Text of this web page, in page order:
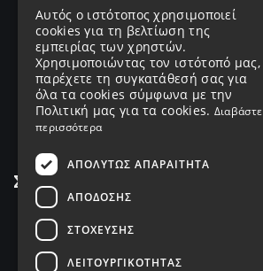
Services
Catalogs
Portfolio
Όροι Χρήσης
Σύνδεσμοι
Interior Lighting
Exterior Lighting
Αυτός ο ιστότοπος χρησιμοποιεί
cookies για τη βελτίωση της
εμπειρίας των χρηστών.
Χρησιμοποιώντας τον ιστότοπό μας,
παρέχετε τη συγκατάθεσή σας για
όλα τα cookies σύμφωνα με την
Πολιτική μας για τα cookies. Διαβάστε
περισσότερα
ΑΠΟΛΎΤΩΣ ΑΠΑΡΑΊΤΗΤΑ
ΑΠΌΔΟΣΗΣ
ΣΤΌΧΕΥΣΗΣ
ΛΕΙΤΟΥΡΓΙΚΌΤΗΤΑΣ